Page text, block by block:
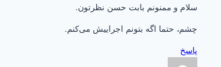
سلام و ممنونم بابت حسن نظرتون.
چشم، حتما اگه بتونم اجراییش می‌کنم.
پاسخ